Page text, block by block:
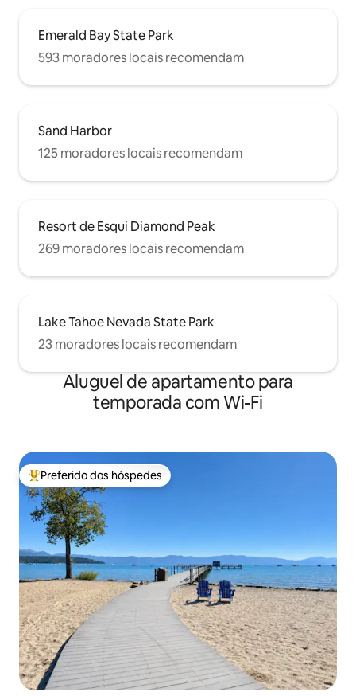
Emerald Bay State Park
593 moradores locais recomendam
Sand Harbor
125 moradores locais recomendam
Resort de Esqui Diamond Peak
269 moradores locais recomendam
Lake Tahoe Nevada State Park
23 moradores locais recomendam
Aluguel de apartamento para
temporada com Wi-Fi
Entre os melhores preferidos dos hóspedes
Preferido dos hóspedes